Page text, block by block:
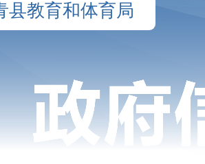
县教育和体育局